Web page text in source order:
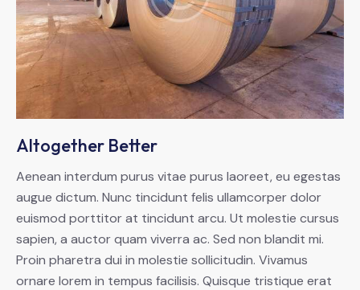
Altogether Better
Aenean interdum purus vitae purus laoreet, eu egestas
augue dictum. Nunc tincidunt felis ullamcorper dolor
euismod porttitor at tincidunt arcu. Ut molestie cursus
sapien, a auctor quam viverra ac. Sed non blandit mi.
Proin pharetra dui in molestie sollicitudin. Vivamus
ornare lorem in tempus facilisis. Quisque tristique erat